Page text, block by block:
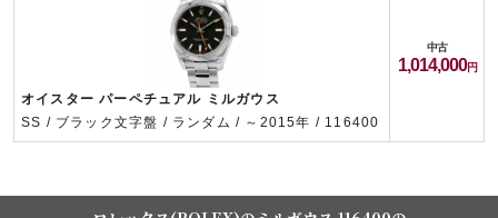
オイスター パーペチュアル ミルガウス
SS / ブラック文字盤 / ランダム / ～2015年 / 116400
中古
1,014,000